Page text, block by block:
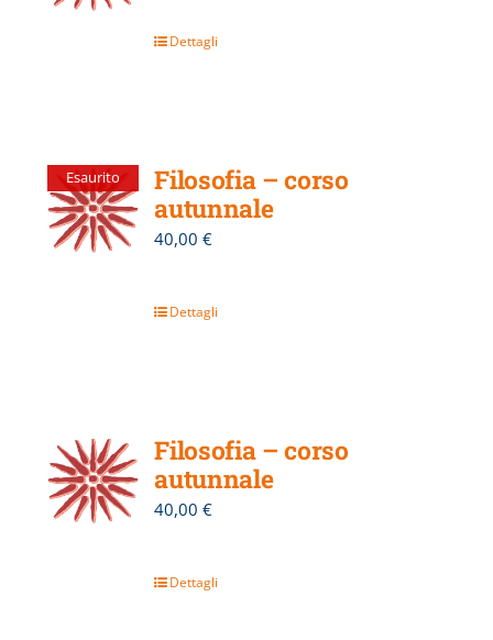
Dettagli
Esaurito
Filosofia – corso
autunnale
40,00€
Dettagli
Filosofia – corso
autunnale
40,00€
Dettagli